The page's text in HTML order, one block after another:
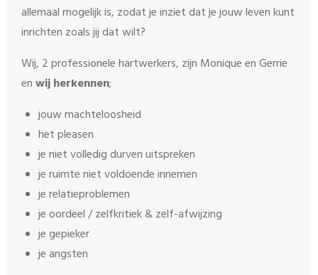
allemaal mogelijk is, zodat je inziet dat je jouw leven kunt
inrichten zoals jij dat wilt?
Wij, 2 professionele hartwerkers, zijn Monique en Gerrie
enwij herkennen;
jouw machteloosheid
het pleasen
je niet volledig durven uitspreken
je ruimte niet voldoende innemen
je relatieproblemen
je oordeel / zelfkritiek & zelf-afwijzing
je gepieker
je angsten